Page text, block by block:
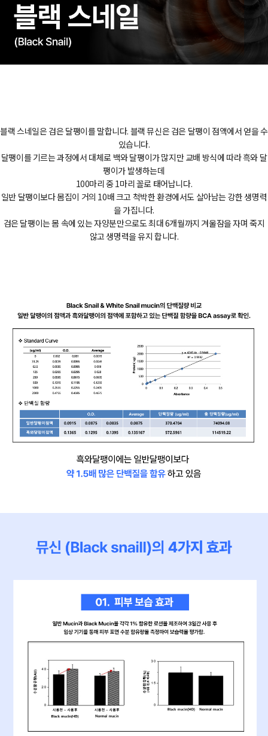
블랙 스네일은 검은 달팽이를 말합니다. 블랙 뮤신은 검은 달팽이 점액에서 얻을 수
있습니다.
달팽이를 기르는 과정에서 대체로 백와 달팽이가 많지만 교배 방식에 따라 흑와 달
팽이가 발생하는데
100마리 중 1마리 꼴로 태어납니다.
일반 달팽이보다 몸집이 거의 10배 크고 척박한 환경에서도 살아남는 강한 생명력
을 가집니다.
검은 달팽이는 몸 속에 있는 자양분만으로도 최대 6개월까지 겨울잠을 자며 죽지
않고 생명력을 유지 합니다.